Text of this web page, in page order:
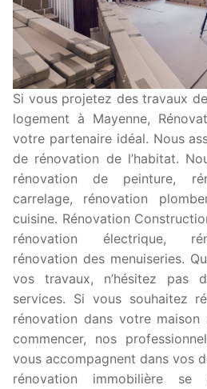
Si vous projetez des travaux
logement à Mayenne,
votre partenaire idéal. Nous
de rénovation de l’habitat.
rénovation de peinture,
carrelage, rénovation
cuisine. Rénovation
rénovation électrique,
rénovation des menuiseries.
vos travaux, n’hésitez
services. Si vous souhaitez
rénovation dans votre
commencer, nos
vous accompagnent dans vos
rénovation immobilière